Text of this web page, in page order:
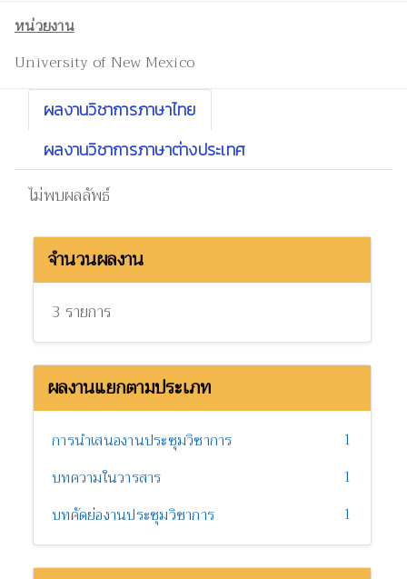
หน่วยงาน
University of New Mexico
ผลงานวิชาการภาษาไทย
ผลงานวิชาการภาษาต่างประเทศ
ไม่พบผลลัพธ์
จำนวนผลงาน
3 รายการ
ผลงานแยกตามประเภท
การนำเสนองานประชุมวิชาการ
1
บทความในวารสาร
1
บทคัดย่องานประชุมวิชาการ
1